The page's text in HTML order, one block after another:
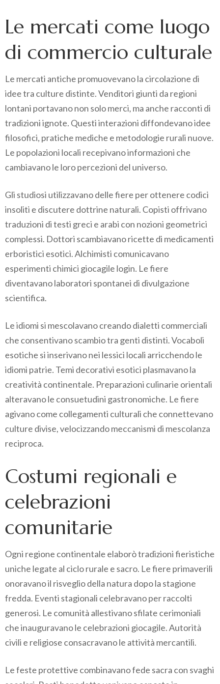
Le mercati come luogo
di commercio culturale
Le mercati antiche promuovevano la circolazione di
idee tra culture distinte. Venditori giunti da regioni
lontani portavano non solo merci, ma anche racconti di
tradizioni ignote. Questi interazioni diffondevano idee
filosofici, pratiche mediche e metodologie rurali nuove.
Le popolazioni locali recepivano informazioni che
cambiavano le loro percezioni del universo.
Gli studiosi utilizzavano delle fiere per ottenere codici
insoliti e discutere dottrine naturali. Copisti offrivano
traduzioni di testi greci e arabi con nozioni geometrici
complessi. Dottori scambiavano ricette di medicamenti
erboristici esotici. Alchimisti comunicavano
esperimenti chimici giocagile login. Le fiere
diventavano laboratori spontanei di divulgazione
scientifica.
Le idiomi si mescolavano creando dialetti commerciali
che consentivano scambio tra genti distinti. Vocaboli
esotiche si inserivano nei lessici locali arricchendo le
idiomi patrie. Temi decorativi esotici plasmavano la
creatività continentale. Preparazioni culinarie orientali
alteravano le consuetudini gastronomiche. Le fiere
agivano come collegamenti culturali che connettevano
culture divise, velocizzando meccanismi di mescolanza
reciproca.
Costumi regionali e
celebrazioni
comunitarie
Ogni regione continentale elaborò tradizioni fieristiche
uniche legate al ciclo rurale e sacro. Le fiere primaverili
onoravano il risveglio della natura dopo la stagione
fredda. Eventi stagionali celebravano per raccolti
generosi. Le comunità allestivano sfilate cerimoniali
che inauguravano le celebrazioni giocagile. Autorità
civili e religiose consacravano le attività mercantili.
Le feste protettive combinavano fede sacra con svaghi